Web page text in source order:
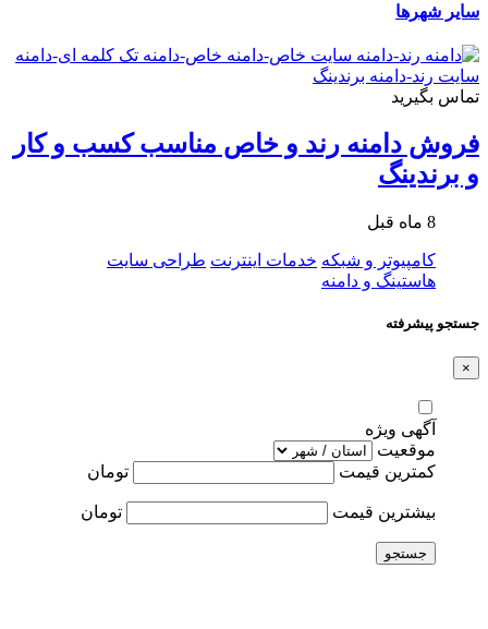
سایر شهرها
تماس بگیرید
فروش دامنه رند و خاص مناسب کسب و کار
و برندینگ
8 ماه قبل
کامپیوتر و شبکه خدمات اینترنت طراحی سایت
هاستینگ و دامنه
جستجو پیشرفته
×
آگهی ویژه
موقعیت
کمترین قیمت
تومان
بیشترین قیمت تومان
جستجو